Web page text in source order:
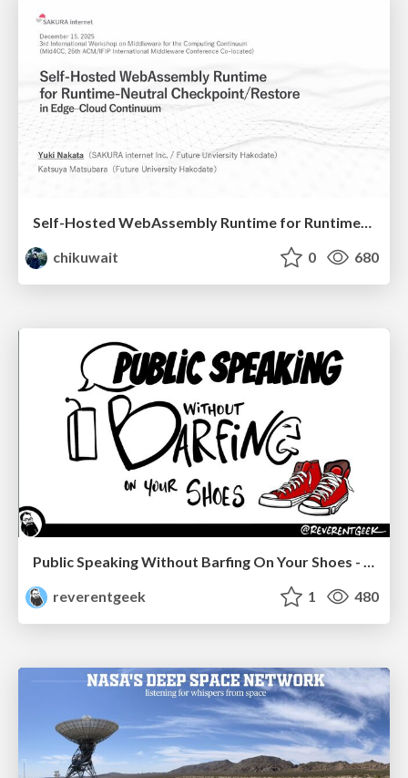
chikuwait
0 680
Public Speaking Without Barfing On Your Shoes - THAT 2023
reverentgeek
1 480